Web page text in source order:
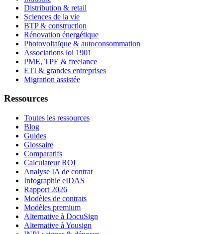
Distribution & retail
Sciences de la vie
BTP & construction
Rénovation énergétique
Photovoltaïque & autoconsommation
Associations loi 1901
PME, TPE & freelance
ETI & grandes entreprises
Migration assistée
Ressources
Toutes les ressources
Blog
Guides
Glossaire
Comparatifs
Calculateur ROI
Analyse IA de contrat
Infographie eIDAS
Rapport 2026
Modèles de contrats
Modèles premium
Alternative à DocuSign
Alternative à Yousign